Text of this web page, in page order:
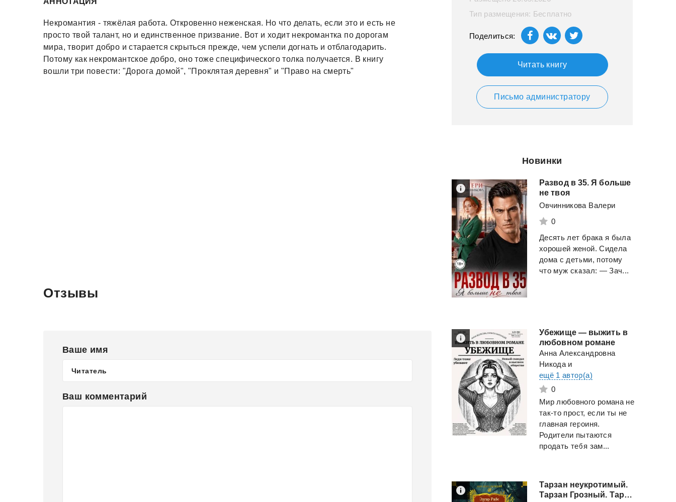
Некромантия - тяжёлая работа. Откровенно неженская. Но что делать, если это и есть не
просто твой талант, но и единственное призвание. Вот и ходит некромантка по дорогам
мира, творит добро и старается скрыться прежде, чем успели догнать и отблагодарить.
Потому как некромантское добро, оно тоже специфического толка получается. В книгу
вошли три повести: "Дорога домой", "Проклятая деревня" и "Право на смерть"
Отзывы
Ваше имя
Ваш комментарий
Тип размещения: Бесплатно
Поделиться:
Читать книгу
Письмо администратору
Новинки
Развод в 35. Я больше
не твоя
Овчинникова Валери
0
Десять лет брака я была
хорошей женой. Сидела
дома с детьми, потому
что муж сказал: — Зач...
Убежище — выжить в
любовном романе
Анна Александровна
Никода и
ещё 1 автор(а)
0
Мир любовного романа не
так-то прост, если ты не
главная героиня.
Родители пытаются
продать тебя зам...
Тарзан неукротимый.
Тарзан Грозный. Тарзан и Золотой лев